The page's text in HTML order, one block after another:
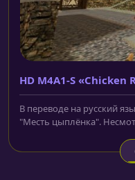
HD M4A1-S «Chicken
В переводе на русский
"Месть цыплёнка".